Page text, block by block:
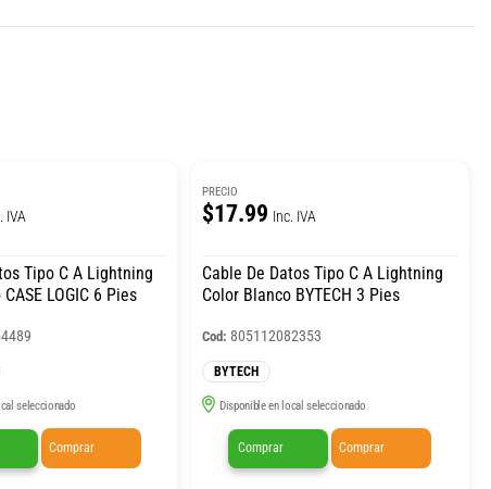
IVA
Tipo C A Lightning
LOGIC 6 Pies
seleccionado
Comprar
PRECIO
$17.99 Inc. IVA
Cable De Datos Tipo C A Lightning
Color Blanco BYTECH 3 Pies
Cod: 805112082353
BYTECH
Disponible en local seleccionado
Comprar Comprar